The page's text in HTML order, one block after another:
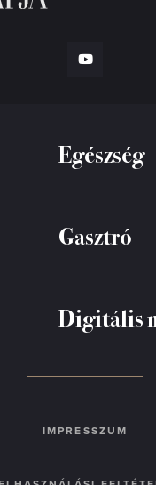
Egészség
Gasztró
Digitális
IMPRESSZUM